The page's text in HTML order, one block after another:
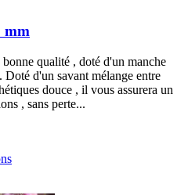
mm
qualité , doté d'un manche
d'un savant mélange entre
douce , il vous assurera un
, sans perte...